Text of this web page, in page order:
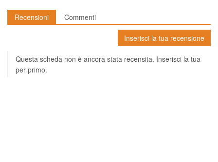
Recensioni Commenti
Inserisci la tua recensione
Questa scheda non è ancora stata recensita. Inserisci la tua
per primo.